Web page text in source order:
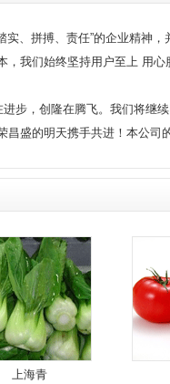
、拼搏、责任”的企业精神
我们始终坚持用户至上 用心
步，创隆在腾飞。我们将继
盛的明天携手共进！本公司
上海青